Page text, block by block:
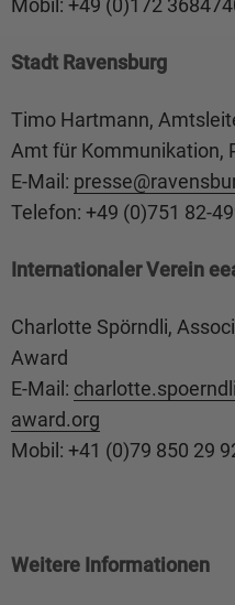
Mobil: +49 (0)172
Stadt Ravensburg
Timo Hartmann,
Amt für Kommunikation,
E-Mail: presse@
Telefon: +49 (0)751 82-
Internationaler Verein
Charlotte Spörndli,
Award
E-Mail:
award.org
Mobil: +41 (0)79 850 29
Weitere Informationen